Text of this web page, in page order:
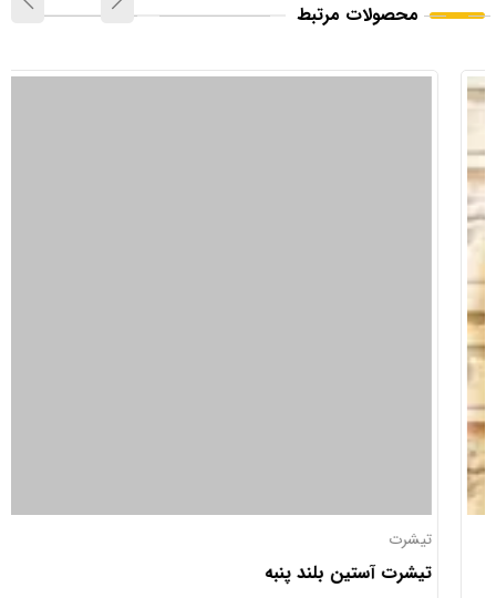
محصولات مرتبط
تیشرت
تیشرت آستین بلند پنبه